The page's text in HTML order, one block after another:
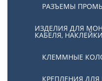
РАЗЪЕМЫ
ИЗДЕЛИЯ ДЛЯ
КАБЕЛЯ,
КЛЕММНЫЕ
КРЕПЛЕНИЯ ДЛЯ